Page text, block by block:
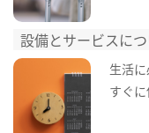
設備とサービスに
生活
すぐ